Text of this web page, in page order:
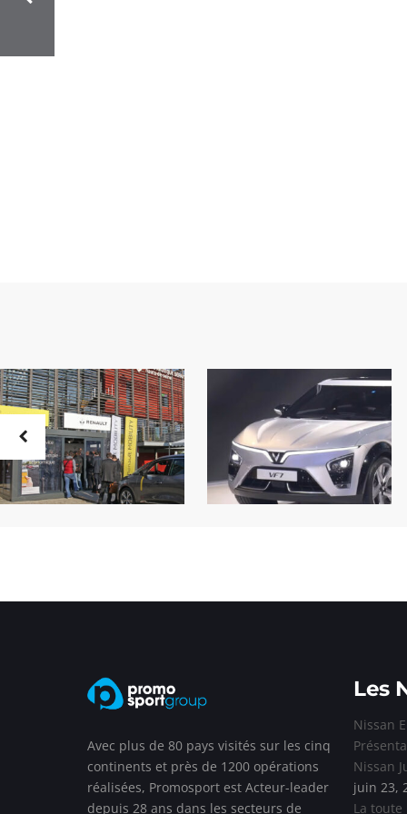
Avec plus de 80 pays visités sur les cinq
continents et près de 1200 opérations
réalisées, Promosport est Acteur-leader
depuis 28 ans dans les secteurs de
Les
Nissan
Nissan
juin 23,
La